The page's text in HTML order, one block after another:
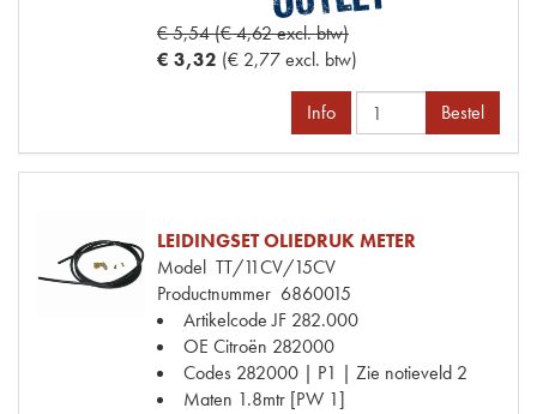
€ 5,54 (€ 4,62 excl. btw)
€ 3,32 (€ 2,77 excl. btw)
Info Bestel
LEIDINGSET OLIEDRUK METER
Model TT/11CV/15CV
Productnummer 6860015
Artikelcode JF 282.000
OE Citroën 282000
Codes 282000 | P1 | Zie notieveld 2
Maten 1.8mtr [PW 1]